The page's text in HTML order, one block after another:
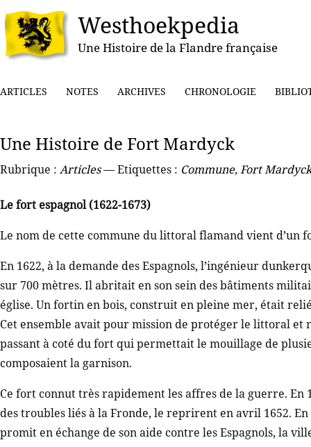
Westhoekpedia
Une Histoire de la Flandre française
ARTICLES NOTES ARCHIVES CHRONOLOGIE
Une Histoire de Fort Mardyck
Rubrique : Articles— Etiquettes : Commune,Fort Mardyck
Le fort espagnol (1622-1673)
Le nom de cette commune du littoral flamand vient
En 1622, à la demande des Espagnols, l’ingénieur
sur 700 mètres. Il abritait en son sein des bâtiments
église. Un fortin en bois, construit en pleine mer, était
Cet ensemble avait pour mission de protéger le littoral et
passant à coté du fort qui permettait le mouillage de
composaient la garnison.
Ce fort connut très rapidement les affres de la guerre. En
des troubles liés à la Fronde, le reprirent en avril 1652.
promit en échange de son aide contre les Espagnols, la